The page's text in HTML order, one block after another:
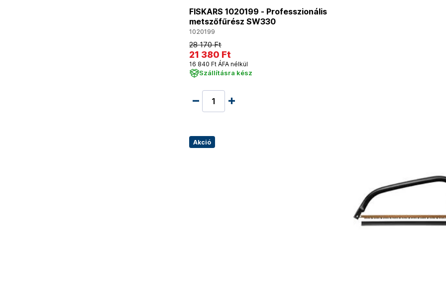
FISKARS 1020199 - Professzionális
metszőfűrész SW330
1020199
28 170 Ft
21 380 Ft
16 840 Ft ÁFA nélkül
Szállításra kész
Akció